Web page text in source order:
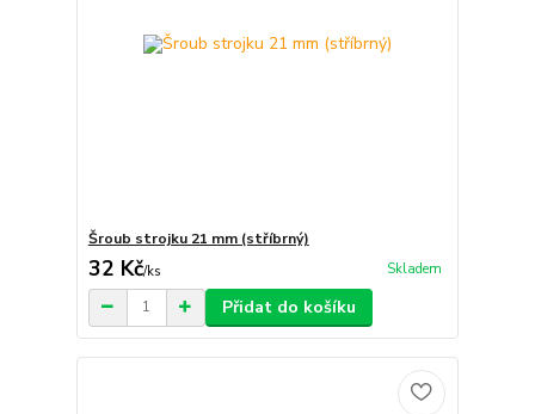
Šroub strojku 21 mm (stříbrný)
32 Kč/ks Skladem
Přidat do košíku